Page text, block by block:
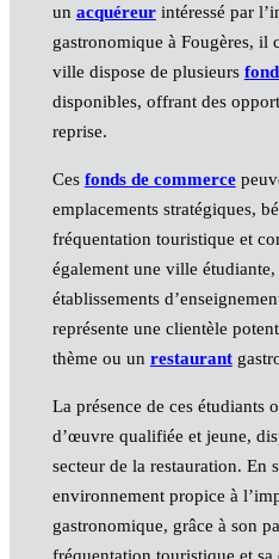
un acquéreurintéressé par
gastronomique à Fougères, il
ville dispose de plusieurs
disponibles, offrant des
reprise.
Ces fonds de commerce
emplacements stratégiques,
fréquentation touristique et
également une ville
établissements
représente une clientèle
thème ou un restaurant
La présence de ces étudiants
d’œuvre qualifiée et jeune,
secteur de la restauration. En
environnement propice à
gastronomique, grâce à son
fréquentation touristique et